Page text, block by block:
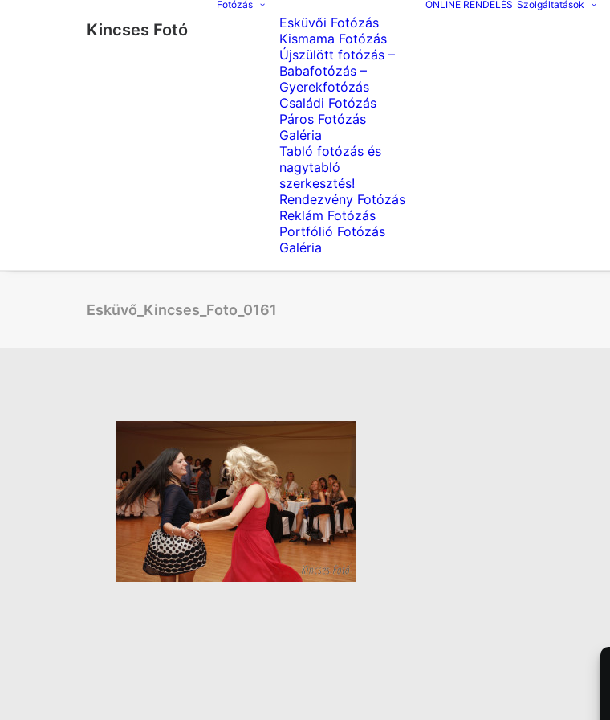
Kincses Fotó
Fotózás
Esküvői Fotózás
Kismama Fotózás
Újszülött fotózás –
Babafotózás –
Gyerekfotózás
Családi Fotózás
Páros Fotózás
Galéria
Tabló fotózás és
nagytabló
szerkesztés!
Rendezvény Fotózás
Reklám Fotózás
Portfólió Fotózás
Galéria
ONLINE RENDELÉS Szolgáltatások
Esküvő_Kincses_Foto_0161